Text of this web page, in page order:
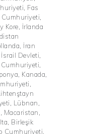
Fas
Cumhuriyeti,
Kore, İrlanda
İran
Devleti,
Cumhuriyeti,
Kanada,
Lübnan,
Macaristan,
Birleşik
Cumhuriyeti,